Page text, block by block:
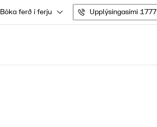
Bóka ferð í ferju Upplýsingasími 1777